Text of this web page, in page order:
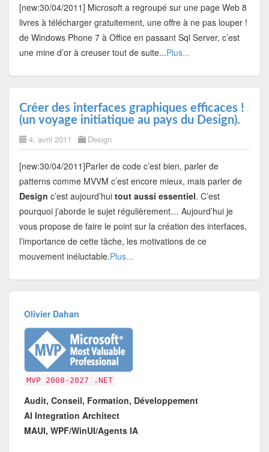
[new:30/04/2011] Microsoft a regroupé sur une page Web 8
livres à télécharger gratuitement, une offre à ne pas louper !
de Windows Phone 7 à Office en passant Sql Server, c’est
une mine d’or à creuser tout de suite...Plus...
Créer des interfaces graphiques efficaces !
(un voyage initiatique au pays du Design).
4. avril 2011 Design
[new:30/04/2011]Parler de code c’est bien, parler de
patterns comme MVVM c’est encore mieux, mais parler de
Design c’est aujourd’hui tout aussi essentiel. C’est
pourquoi j’aborde le sujet régulièrement… Aujourd’hui je
vous propose de faire le point sur la création des interfaces,
l’importance de cette tâche, les motivations de ce
mouvement inéluctable.Plus...
Olivier Dahan
MVP 2008-2027 .NET
Audit, Conseil, Formation, Développement
AI Integration Architect
MAUI, WPF/WinUI/Agents IA